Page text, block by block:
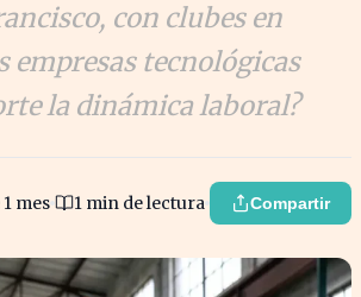
con clubes en
empresas tecnológicas
la dinámica laboral?
mes 1 min de lectura Compartir